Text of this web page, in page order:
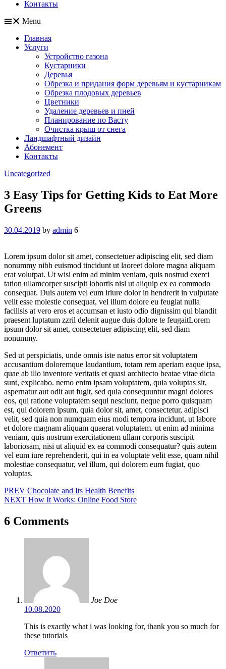
Контакты
Menu
Главная
Услуги
Устройство газона
Кустарники
Деревья
Обрезка и придания форм деревьям и кустарникам
Обрезка плодовых деревьев
Цветники
Удаление деревьев и пней
Планирование по Васту
Очистка крыш от снега
Ландшафтный дизайн
Абонемент
Контакты
Categories
Uncategorized
3 Easy Tips for Getting Kids to Eat More
Greens
30.04.2019 by admin 6
Lorem ipsum dolor sit amet, consectetuer adipiscing elit, sed diam
nonummy nibh euismod tincidunt ut laoreet dolore magna aliquam
erat volutpat. Ut wisi enim ad minim veniam, quis nostrud exerci
tation ullamcorper suscipit lobortis nisl ut aliquip ex ea commodo
consequat. Duis autem vel eum iriure dolor in hendrerit in vulputate
velit esse molestie consequat, vel illum dolore eu feugiat nulla
facilisis at vero eros et accumsan et iusto odio dignissim qui blandit
praesent luptatum zzril delenit augue duis dolore te feugaitLorem
ipsum dolor sit amet, consectetuer adipiscing elit, sed diam
nonummy.
Sed ut perspiciatis, unde omnis iste natus error sit voluptatem
accusantium doloremque laudantium, totam rem aperiam eaque ipsa,
quae ab illo inventore veritatis et quasi architecto beatae vitae dicta
sunt, explicabo. nemo enim ipsam voluptatem, quia voluptas sit,
aspernatur aut odit aut fugit, sed quia consequuntur magni dolores
eos, qui ratione voluptatem sequi nesciunt, neque porro quisquam
est, qui dolorem ipsum, quia dolor sit, amet, consectetur, adipisci
velit, sed quia non numquam eius modi tempora incidunt, ut labore
et dolore magnam aliquam quaerat voluptatem. ut enim ad minima
veniam, quis nostrum exercitationem ullam corporis suscipit
laboriosam, nisi ut aliquid ex ea commodi consequatur? quis autem
vel eum iure reprehenderit, qui in ea voluptate velit esse, quam nihil
molestiae consequatur, vel illum, qui dolorem eum fugiat, quo
voluptas.
Навигация
по
записям
PREV Chocolate and Its Health Benefits
NEXT How It Works: Online Food Store
6 Comments
Joe Doe
10.08.2020
This is exactly what i was looking for, thank you so much for
these tutorials
Ответить